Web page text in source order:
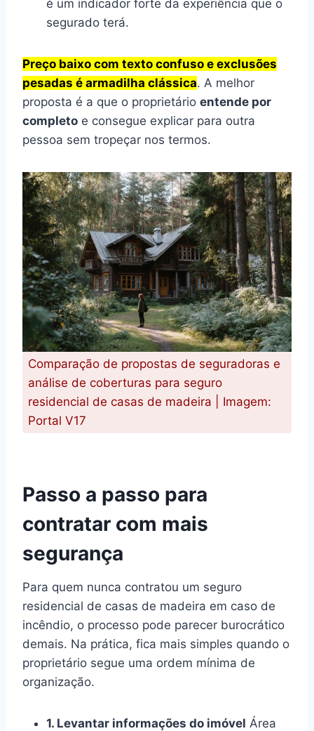
é um indicador forte da experiência que o
segurado terá.
Preço baixo com texto confuso e exclusões
pesadas é armadilha clássica. A melhor
proposta é a que o proprietário entende por
completo e consegue explicar para outra
pessoa sem tropeçar nos termos.
Comparação de propostas de seguradoras e
análise de coberturas para seguro
residencial de casas de madeira | Imagem:
Portal V17
Passo a passo para
contratar com mais
segurança
Para quem nunca contratou um seguro
residencial de casas de madeira em caso de
incêndio, o processo pode parecer burocrático
demais. Na prática, fica mais simples quando o
proprietário segue uma ordem mínima de
organização.
1. Levantar informações do imóvel Área